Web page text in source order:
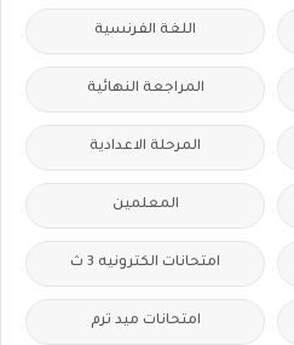
اللغة الفرنسية
المراجعة النهائية
المرحلة الاعدادية
المعلمين
امتحانات الكترونيه 3 ث
امتحانات ميد ترم